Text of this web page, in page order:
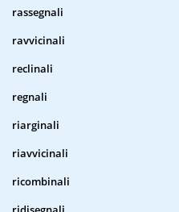
rassegnali
ravvicinali
reclinali
regnali
riarginali
riavvicinali
ricombinali